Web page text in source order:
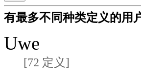
有最多不同种类定义的用
Uwe
[72 定义]